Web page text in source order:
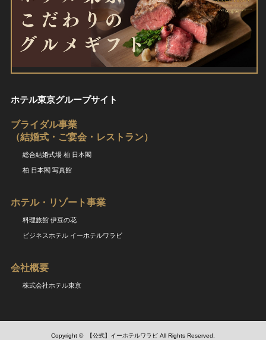
ホテル東京グループサイト
ブライダル事業
（結婚式・ご宴会・レストラン）
総合結婚式場 柏 日本閣
柏 日本閣 写真館
ホテル・リゾート事業
料理旅館 伊豆の花
ビジネスホテル イーホテルワラビ
会社概要
株式会社ホテル東京
Copyright © 【公式】イーホテルワラビ All Rights Reserved.